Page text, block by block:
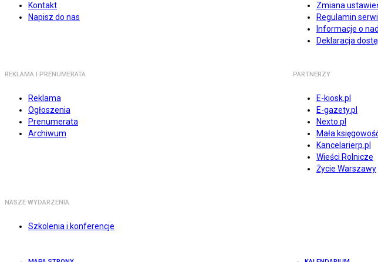
Kontakt
Napisz do nas
Zmiana
Regulamin
Informacje o
Deklaracja
REKLAMA I PRENUMERATA
Reklama
Ogłoszenia
Prenumerata
Archiwum
PARTNERZY
E-kiosk.pl
E-gazety.pl
Nexto.pl
Mała
Kancelarierp.pl
Wieści Rolnicze
Życie Warszawy
NASZE WYDARZENIA
Szkolenia i konferencje